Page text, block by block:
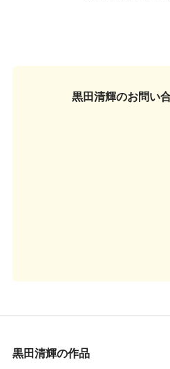
黒田清輝のお問い
黒田清輝の作品